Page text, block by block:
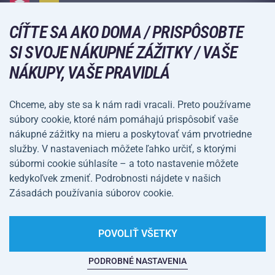
Kempovanie a turistika
Bojové športy
Bicykle a kolobežky
Lopové športy
Vodné športy
Športové oblečenie a doplnky
SPÔSOBY PLATBY
Obchodné
podmienky
Ochrana osobných
údajov
cookie
Na tejto webovej stránke straší
CÍŤTE SA AKO DOMA / PRISPÔSOBTE
SI SVOJE NÁKUPNÉ ZÁŽITKY / VAŠE
NÁKUPY, VAŠE PRAVIDLÁ
Chceme, aby ste sa k nám radi vracali. Preto používame
súbory cookie, ktoré nám pomáhajú prispôsobiť vaše
nákupné zážitky na mieru a poskytovať vám prvotriedne
služby. V nastaveniach môžete ľahko určiť, s ktorými
súbormi cookie súhlasíte – a toto nastavenie môžete
kedykoľvek zmeniť. Podrobnosti nájdete v našich
Zásadách používania súborov cookie.
PODROBNÉ NASTAVENIA
POVOLIŤ VŠETKY